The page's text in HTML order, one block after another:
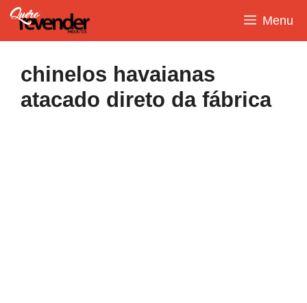
Pular
para
o
Menu
chinelos havaianas
atacado direto da fábrica